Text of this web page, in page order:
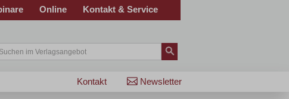
Online Kontakt & Service
Newsletter
Kontakt